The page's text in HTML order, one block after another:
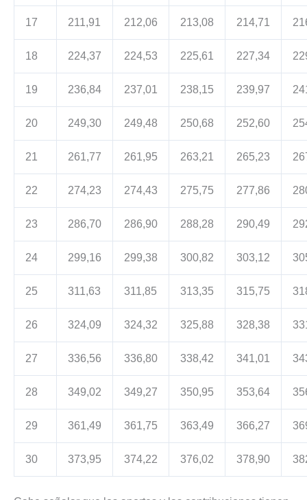
17 211,91 212,06 213,08 214,71
18 224,37 224,53 225,61 227,34
19 236,84 237,01 238,15 239,97
20 249,30 249,48 250,68 252,60
21 261,77 261,95 263,21 265,23
22 274,23 274,43 275,75 277,86
23 286,70 286,90 288,28 290,49
24 299,16 299,38 300,82 303,12
25 311,63 311,85 313,35 315,75
26 324,09 324,32 325,88 328,38
27 336,56 336,80 338,42 341,01
28 349,02 349,27 350,95 353,64
29 361,49 361,75 363,49 366,27
30 373,95 374,22 376,02 378,90